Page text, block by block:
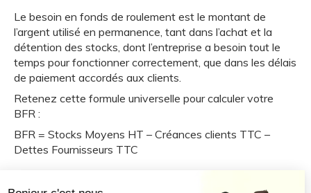
Le besoin en fonds de roulement est le montant de
l’argent utilisé en permanence, tant dans l’achat et la
détention des stocks, dont l’entreprise a besoin tout le
temps pour fonctionner correctement, que dans les délais
de paiement accordés aux clients.
Retenez cette formule universelle pour calculer votre
BFR :
BFR = Stocks Moyens HT – Créances clients TTC –
Dettes Fournisseurs TTC